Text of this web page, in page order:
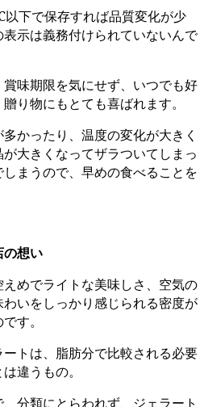
下で保存すれば品質変化が少
示は義務付けられていないんで
味期限を気にせず、いつでも好
り物にもとても喜ばれます。
かったり、温度の変化が大きく
大きくなってザラついてしまっ
まうので、早めの食べることを
の想い
めでライトな美味しさ、空気の
いをしっかり感じられる密度が
す。
トは、脂肪分で比較される必要
違うもの。
分類にとらわれず、ジェラート